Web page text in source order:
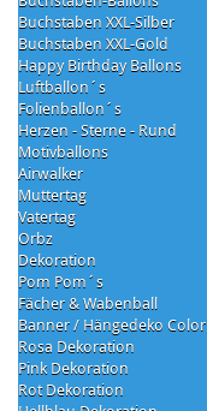
Buchstaben XXL-Silber
Buchstaben XXL-Gold
Happy Birthday Ballons
Luftballon´s
Folienballon´s
Herzen - Sterne - Rund
Motivballons
Airwalker
Muttertag
Vatertag
Orbz
Dekoration
Pom Pom´s
Fächer & Wabenball
Banner / Hängedeko Color
Rosa Dekoration
Pink Dekoration
Rot Dekoration